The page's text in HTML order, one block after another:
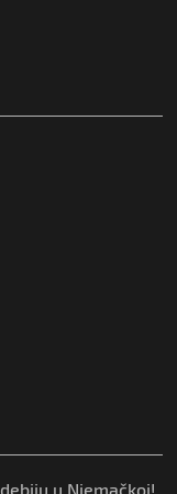
u Njemačkoj!